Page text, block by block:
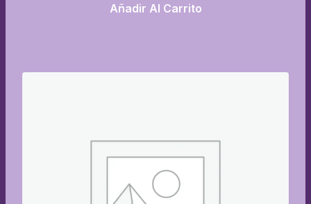
Añadir Al Carrito